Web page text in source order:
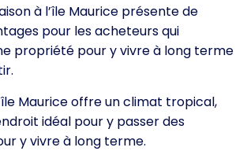
à l’île Maurice présente de
pour les acheteurs qui
propriété pour y vivre à long terme
Maurice offre un climat tropical,
idéal pour y passer des
y vivre à long terme.